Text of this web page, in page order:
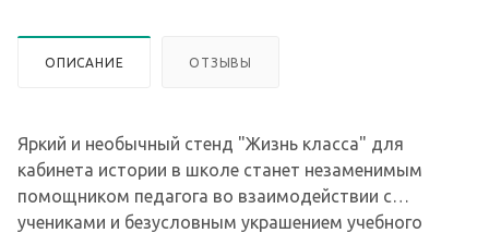
ОПИСАНИЕ ОТЗЫВЫ
Яркий и необычный стенд "Жизнь класса" для
кабинета истории в школе станет незаменимым
помощником педагога во взаимодействии с
учениками и безусловным украшением учебного